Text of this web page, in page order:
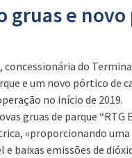
gruas e
concessionária do
e um novo pórtico de
no início de 2019.
gruas de parque
«proporcionando
baixas emissões de